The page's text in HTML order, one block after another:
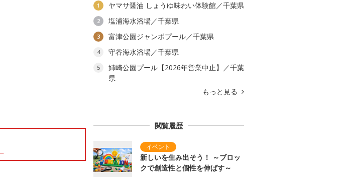
1 ヤマサ醤油 しょうゆ味わい体験館／千葉県
2 塩浦海水浴場／千葉県
3 富津公園ジャンボプール／千葉県
4 守谷海水浴場／千葉県
5
姉崎公園プール【2026年営業中止】／千葉
県
もっと見る
閲覧履歴
新しいを生み出そう！ ～ブロッ
クで創造性と個性を伸ばす～